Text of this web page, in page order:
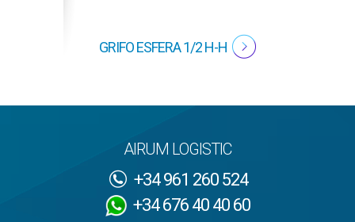
GRIFO ESFERA 1/2 H-H
AIRUM LOGISTIC
+34 961 260 524
+34 676 40 40 60